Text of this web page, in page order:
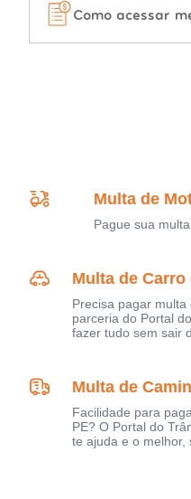
Como acessar
Multa de
Pague sua
Multa de Carro
Precisa pagar
parceria do Portal
fazer tudo sem sair
Multa de
Facilidade para
PE? O Portal do
te ajuda e o melhor,